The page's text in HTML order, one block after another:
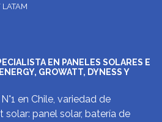
EN PANELES SOLARES E
GROWATT, DYNESS Y
en Chile, variedad de
panel solar, batería de